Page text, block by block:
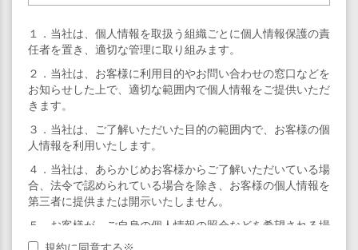
１．当社は、個人情報を取扱う組織ごとに個人情報保護の責
任者を置き、適切な管理に取り組みます。
２．当社は、お客様に利用目的やお問い合わせの窓口などを
お知らせした上で、適切な範囲内で個人情報をご提供いただ
きます。
３．当社は、ご了解いただいた目的の範囲内で、お客様の個
人情報を利用いたします。
４．当社は、あらかじめお客様からご了解いただいている場
合、法令で認められている場合を除き、お客様の個人情報を
第三者に提供または開示いたしません。
５．お客様が、ご自身の個人情報の照会などを希望される場
合は、担当の窓口にご連絡いただければ、適切に対応させて